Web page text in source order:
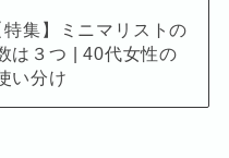
集】ミニマリストの
は３つ | 40代女性の
い分け